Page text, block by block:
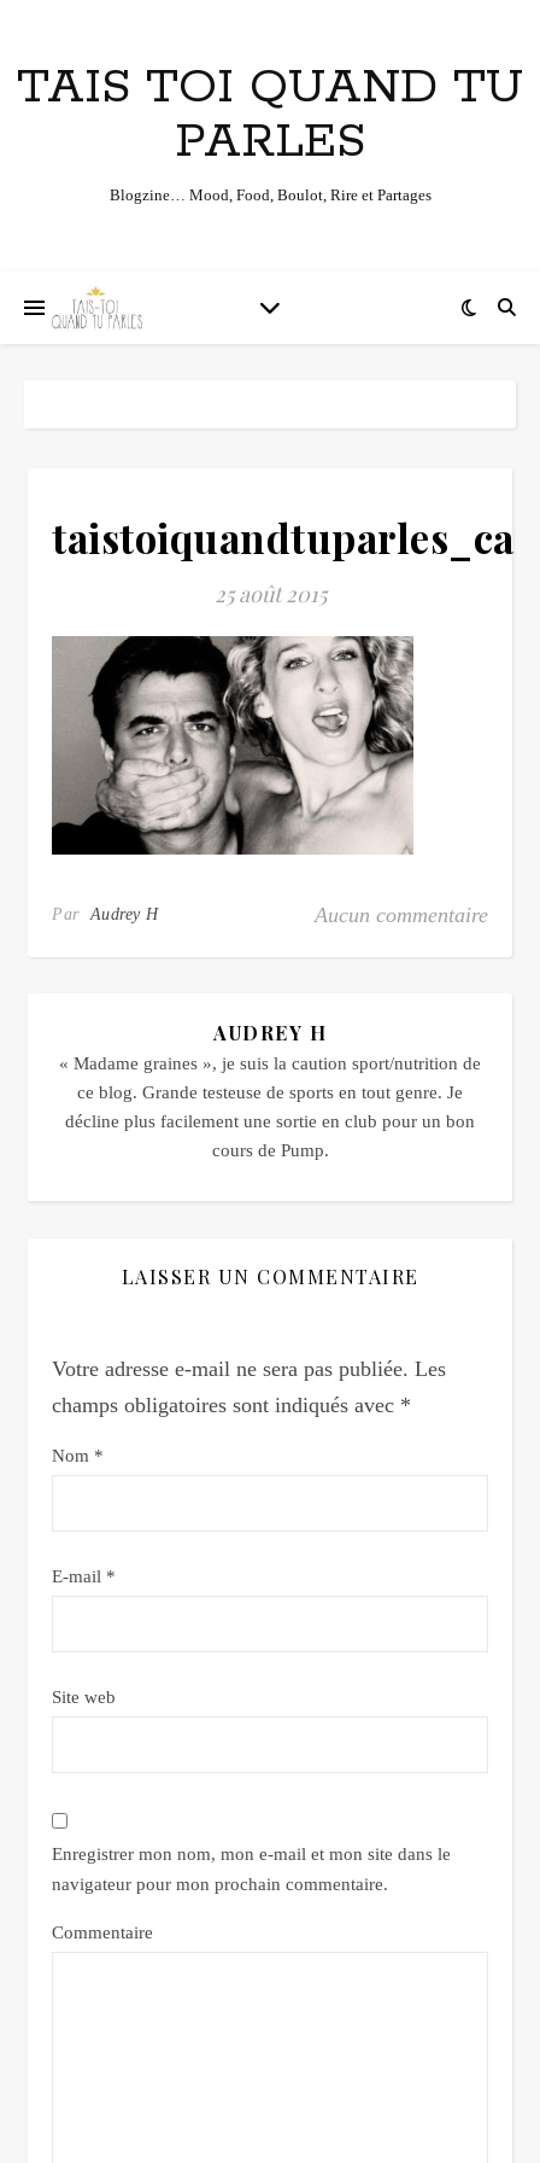
TAIS TOI QUAND TU
PARLES
Blogzine… Mood, Food, Boulot, Rire et Partages
25 août 2015
ParAudrey H Aucun commentaire
AUDREY H
« Madame graines », je suis la caution sport/nutrition de
ce blog. Grande testeuse de sports en tout genre. Je
décline plus facilement une sortie en club pour un bon
cours de Pump.
LAISSER UN COMMENTAIRE
Votre adresse e-mail ne sera pas publiée. Les
champs obligatoires sont indiqués avec *
Nom *
E-mail *
Site web
Enregistrer mon nom, mon e-mail et mon site dans le
navigateur pour mon prochain commentaire.
Commentaire